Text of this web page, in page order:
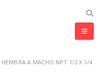
A MACHO NPT 1/2 X 1/4